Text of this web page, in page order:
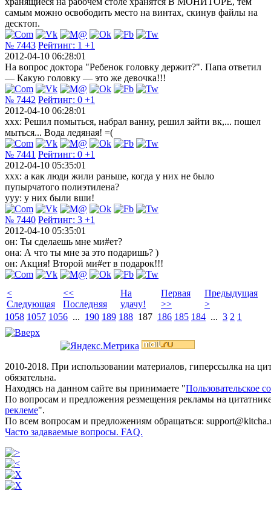
самым можно освободить место на винтах, скинув файлы на
десктоп.
№ 7443 Рейтинг: 1 +1
2012-04-10 06:28:01
На вопрос доктора "Ребенок головку держит?". Папа ответил
— Какую головку — это же девочка!!!
№ 7442 Рейтинг: 0 +1
2012-04-10 06:28:01
xxx: Решил помыться, набрал ванну, решил зайти вк,... пошел
мыться... Вода ледяная! =(
№ 7441 Рейтинг: 0 +1
2012-04-10 05:35:01
xxx: а как люди жили раньше, когда у них не было
пупырчатого полиэтилена?
yyy: у них были вши!
№ 7440 Рейтинг: 3 +1
2012-04-10 05:35:01
он: Ты сделаешь мне ми#ет?
она: А что ты мне за это подаришь? )
он: Акция! Второй ми#ет в подарок!!!
<
Следующая
<<
Последняя
На
удачу!
Первая
>>
Предыдущая
>
1058 1057 1056 ... 190 189 188 187 186 185 184 ... 3 2 1
2010-2018. При использовании материалов, гиперссылка на
обязательна.
Находясь на данном сайте вы принимаете "Пользовательское
По вопросам и предложения резмещения рекламы на
реклеме".
По всем вопросам и предложениям обращаться:
Часто задаваемые вопросы. FAQ.